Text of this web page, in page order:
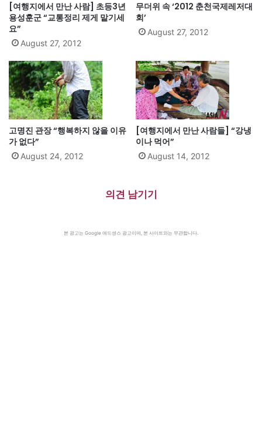
[여행지에서 만난 사람] 초등3년
용성훈군 “교통정리 제게 맡기세
요”
August 27, 2012
무더위 속 ‘2012 춘천국제레저대
회’
August 27, 2012
고명진 관장 “행복하지 않을 이유
가 없다”
August 24, 2012
[여행지에서 만난 사람들] “강냉
이나 먹어”
August 14, 2012
의견 남기기
본 광고는 Google 애드센스 광고이며, 본 사이트와는 무관합니다.